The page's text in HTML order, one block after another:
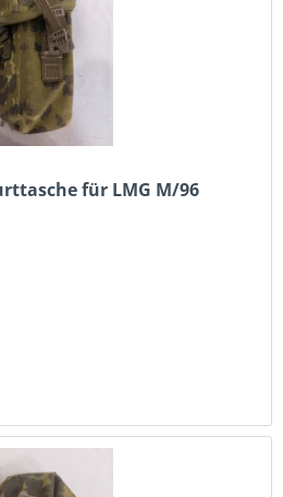
für LMG M/96